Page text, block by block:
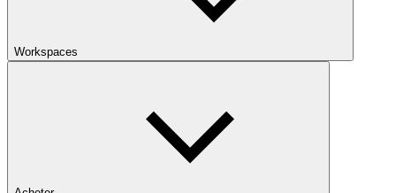
Workspaces